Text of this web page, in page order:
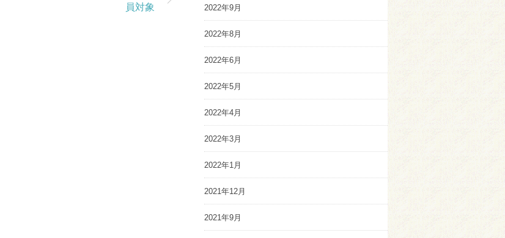
員対象
2022年9月
2022年8月
2022年6月
2022年5月
2022年4月
2022年3月
2022年1月
2021年12月
2021年9月